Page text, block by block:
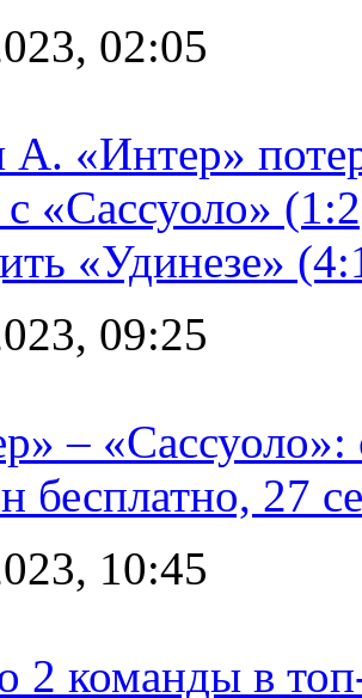
02:05
А. «Интер»
с «Сассуоло»
«Удинезе»
09:25
–
бесплатно, 27
10:45
2 команды в